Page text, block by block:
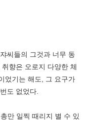
씨들의 그것과 너무 동
향은 오로지 다양한 체
었기는 해도, 그 요구가
도 없었다.
만 일찍 때리지 별 수 있